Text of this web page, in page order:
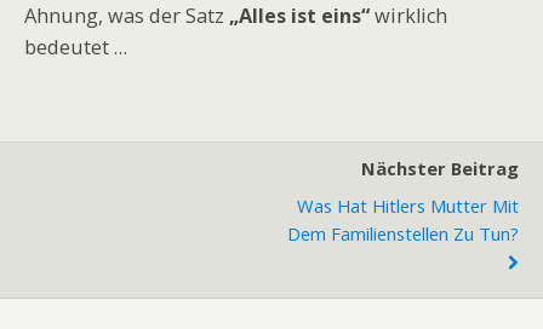
Ahnung, was der Satz „Alles ist eins“wirklich
bedeutet …
Nächster Beitrag
Was Hat Hitlers Mutter Mit
Dem Familienstellen Zu Tun?